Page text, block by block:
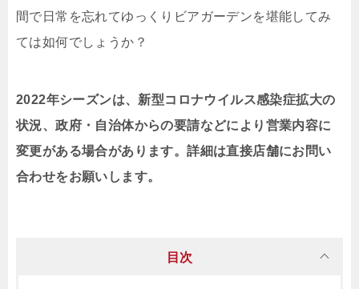
間で日常を忘れてゆっくりビアガーデンを堪能してみ
ては如何でしょうか？
2022年シーズンは、新型コロナウイルス感染症拡大の
状況、政府・自治体からの要請などにより営業内容に
変更がある場合があります。詳細は直接店舗にお問い
合わせをお願いします。
目次